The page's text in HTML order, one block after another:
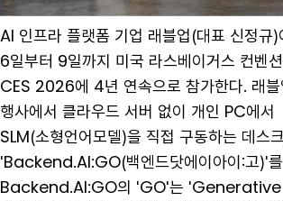
AI 인프라 플랫폼 기업 래블업(대표 신정규
6일부터 9일까지 미국 라스베이거스 컨벤
CES 2026에 4년 연속으로 참가한다. 래블
행사에서 클라우드 서버 없이 개인 PC에서
SLM(소형언어모델)을 직접 구동하는 데스
'Backend.AI:GO(백엔드닷에이아이:고)'
Backend.AI:GO의 'GO'는